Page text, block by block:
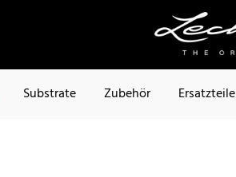
Substrate Zubehör Ersatzteile